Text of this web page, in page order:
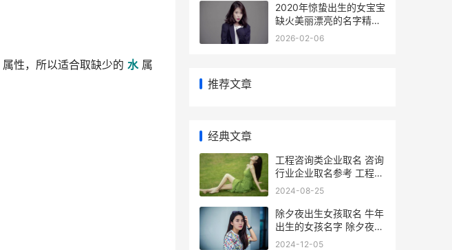
属性，所以适合取缺少的 水属
2020年惊蛰出生的女宝宝
缺火美丽漂亮的名字精选
2020年惊蛰是哪天
2026-02-06
推荐文章
经典文章
工程咨询类企业取名 咨询
行业企业取名参考 工程咨
询类企业转型方向
2024-08-25
除夕夜出生女孩取名 牛年
出生的女孩名字 除夕夜出
生女孩旺夫吗
2024-12-05